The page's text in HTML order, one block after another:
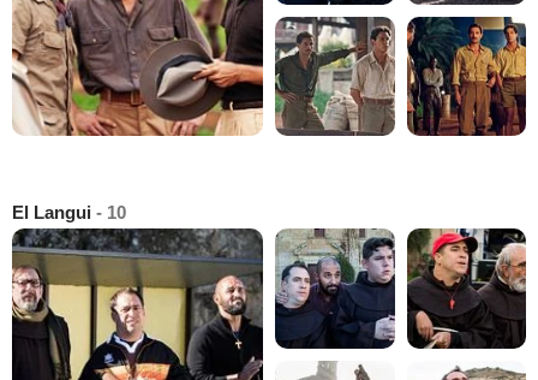
El Langui - 10